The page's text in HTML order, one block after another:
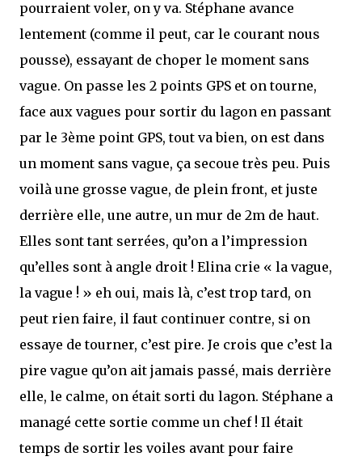
pourraient voler, on y va. Stéphane avance
lentement (comme il peut, car le courant nous
pousse), essayant de choper le moment sans
vague. On passe les 2 points GPS et on tourne,
face aux vagues pour sortir du lagon en passant
par le 3ème point GPS, tout va bien, on est dans
un moment sans vague, ça secoue très peu. Puis
voilà une grosse vague, de plein front, et juste
derrière elle, une autre, un mur de 2m de haut.
Elles sont tant serrées, qu’on a l’impression
qu’elles sont à angle droit ! Elina crie « la vague,
la vague ! » eh oui, mais là, c’est trop tard, on
peut rien faire, il faut continuer contre, si on
essaye de tourner, c’est pire. Je crois que c’est la
pire vague qu’on ait jamais passé, mais derrière
elle, le calme, on était sorti du lagon. Stéphane a
managé cette sortie comme un chef ! Il était
temps de sortir les voiles avant pour faire